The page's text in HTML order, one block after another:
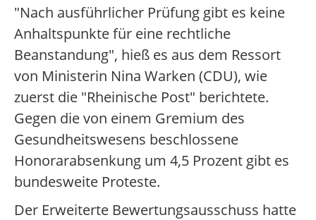
"Nach ausführlicher Prüfung gibt es keine
Anhaltspunkte für eine rechtliche
Beanstandung", hieß es aus dem Ressort
von Ministerin Nina Warken (CDU), wie
zuerst die "Rheinische Post" berichtete.
Gegen die von einem Gremium des
Gesundheitswesens beschlossene
Honorarabsenkung um 4,5 Prozent gibt es
bundesweite Proteste.
Der Erweiterte Bewertungsausschuss hatte